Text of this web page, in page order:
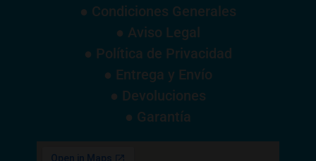
● Condiciones Generales
● Aviso Legal
● Política de Privacidad
● Entrega y Envío
● Devoluciones
● Garantía